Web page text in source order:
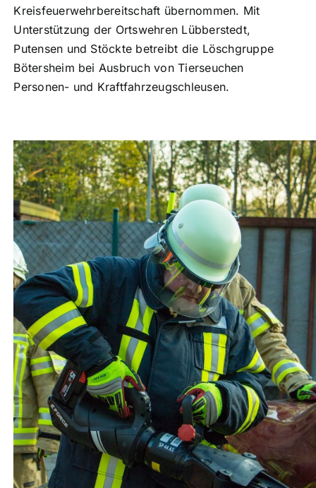
Kreisfeuerwehrbereitschaft übernommen. Mit
Unterstützung der Ortswehren Lübberstedt,
Putensen und Stöckte betreibt die Löschgruppe
Bötersheim bei Ausbruch von Tierseuchen
Personen- und Kraftfahrzeugschleusen.